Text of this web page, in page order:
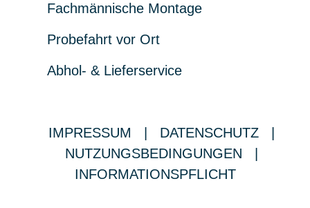
Fachmännische Montage
Probefahrt vor Ort
Abhol- & Lieferservice
IMPRESSUM DATENSCHUTZ
NUTZUNGSBEDINGUNGEN
INFORMATIONSPFLICHT